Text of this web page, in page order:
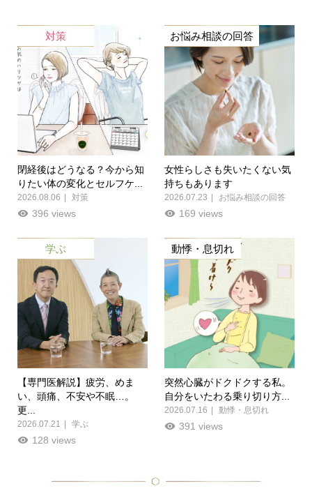
対策
閉経後はどうなる？今から知
りたい体の変化とセルフケ...
2026.08.06 対策
396 views
お悩み相談の回答
女性らしさも失いたくない気
持ちもあります
2026.07.23 お悩み相談の回答
169 views
学ぶ
【専門医解説】疲労、めま
い、頭痛、不安や不眠…。
更...
2026.07.21 学ぶ
128 views
動悸・息切れ
突然心臓がドクドクする私。
自分をいたわる乗り切り方...
2026.07.16 動悸・息切れ
391 views